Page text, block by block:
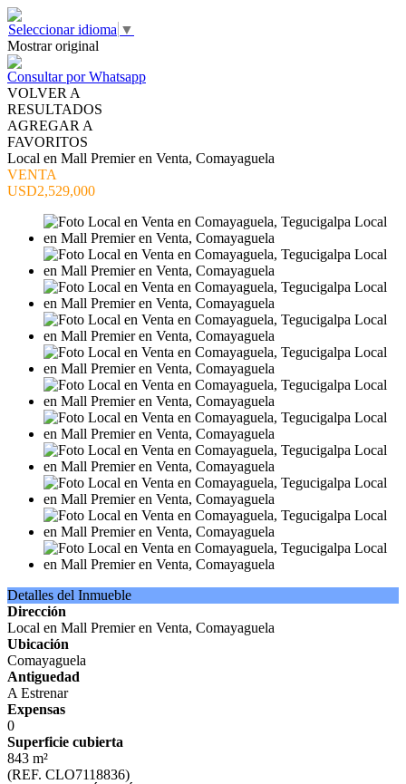
Seleccionar idioma ▼
Mostrar original
Consultar por Whatsapp
VOLVER A
RESULTADOS
AGREGAR A
FAVORITOS
Local en Mall Premier en Venta, Comayaguela
VENTA
USD2,529,000
Detalles del Inmueble
Dirección
Local en Mall Premier en Venta, Comayaguela
Ubicación
Comayaguela
Antiguedad
A Estrenar
Expensas
0
Superficie cubierta
843 m²
(REF. CLO7118836)